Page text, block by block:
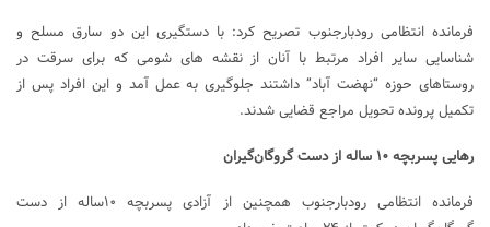
فرمانده انتظامی رودبارجنوب تصریح کرد: با دستگیری این دو سارق مسلح و
شناسایی سایر افراد مرتبط با آنان از نقشه های شومی که برای سرقت در
روستاهای حوزه “نهضت آباد” داشتند جلوگیری به عمل آمد و این افراد پس از
تکمیل پرونده تحویل مراجع قضایی شدند.
رهایی پسربچه ۱۰ ساله از دست گروگان‌گیران
فرمانده انتظامی رودبارجنوب همچنین از آزادی پسربچه ۱۰ساله از دست